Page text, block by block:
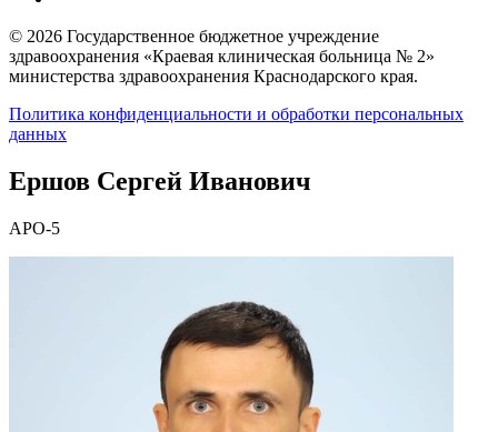
© 2026 Государственное бюджетное учреждение
здравоохранения «Краевая клиническая больница № 2»
министерства здравоохранения Краснодарского края.
Политика конфиденциальности и обработки персональных
данных
Ершов Сергей Иванович
АРО-5